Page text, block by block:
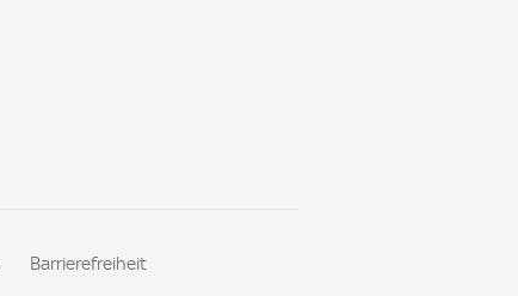
Barrierefreiheit